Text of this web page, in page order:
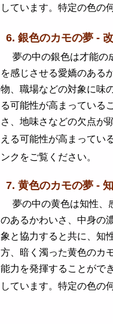
しています。特定の色の
6. 銀色のカモの夢 -
夢の中の銀色は才能の
を感じさせる愛嬌のある
物、職場などの対象に味
る可能性が高まっている
さ、地味さなどの欠点が
える可能性が高まってい
ンクをご覧ください。
7. 黄色のカモの夢 -
夢の中の黄色は知性、
のあるかわいさ、中身の
象と協力すると共に、知
方、暗く濁った黄色のカ
能力を発揮することがで
しています。特定の色の